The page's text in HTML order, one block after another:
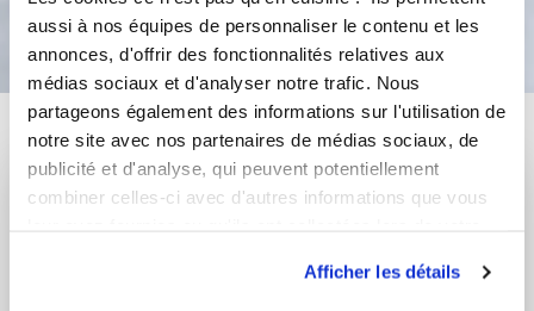
aussi à nos équipes de personnaliser le contenu et les
annonces, d'offrir des fonctionnalités relatives aux
médias sociaux et d'analyser notre trafic. Nous
partageons également des informations sur l'utilisation de
notre site avec nos partenaires de médias sociaux, de
publicité et d'analyse, qui peuvent potentiellement
combiner celles-ci avec d'autres informations que vous
Afficher les détails
Bon appétit !
Vous aimerez aussi ...